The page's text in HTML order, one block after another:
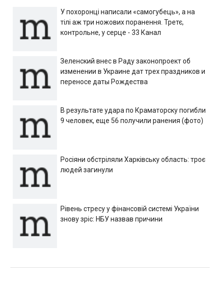
У похоронці написали «самогубець», а на
тілі аж три ножових поранення. Третє,
контрольне, у серце - 33 Канал
Зеленский внес в Раду законопроект об
изменении в Украине дат трех праздников и
переносе даты Рождества
В результате удара по Краматорску погибли
9 человек, еще 56 получили ранения (фото)
Росіяни обстріляли Харківську область: троє
людей загинули
Рівень стресу у фінансовій системі України
знову зріс: НБУ назвав причини